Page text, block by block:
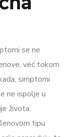
se ne
već tokom
simptomi
ne ispolje u
života.
tipu